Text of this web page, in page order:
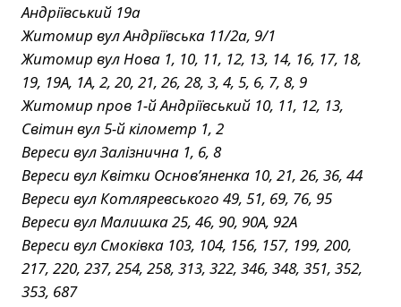
Андріївський 19а
Житомир вул Андріївська 11/2а, 9/1
Житомир вул Нова 1, 10, 11, 12, 13, 14, 16, 17, 18,
19, 19А, 1А, 2, 20, 21, 26, 28, 3, 4, 5, 6, 7, 8, 9
Житомир пров 1-й Андріївський 10, 11, 12, 13,
Світин вул 5-й кілометр 1, 2
Вереси вул Залізнична 1, 6, 8
Вереси вул Квітки Основ’яненка 10, 21, 26, 36, 44
Вереси вул Котляревського 49, 51, 69, 76, 95
Вереси вул Малишка 25, 46, 90, 90А, 92А
Вереси вул Смоківка 103, 104, 156, 157, 199, 200,
217, 220, 237, 254, 258, 313, 322, 346, 348, 351, 352,
353, 687